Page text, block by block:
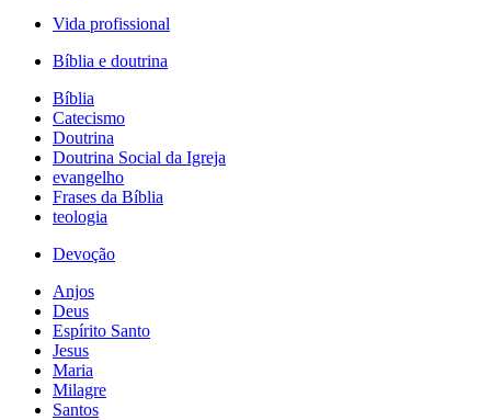
Vida profissional
Bíblia e doutrina
Bíblia
Catecismo
Doutrina
Doutrina Social da Igreja
evangelho
Frases da Bíblia
teologia
Devoção
Anjos
Deus
Espírito Santo
Jesus
Maria
Milagre
Santos